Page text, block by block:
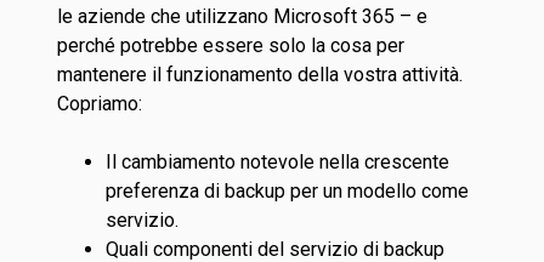
le aziende che utilizzano Microsoft 365 – e
perché potrebbe essere solo la cosa per
mantenere il funzionamento della vostra attività.
Copriamo:
Il cambiamento notevole nella crescente
preferenza di backup per un modello come
servizio.
Quali componenti del servizio di backup